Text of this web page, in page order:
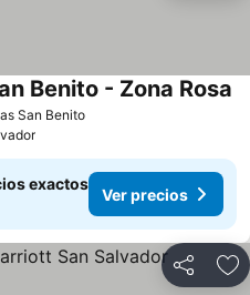
San BenitoVer precios
Benito - Zona Rosa
exactos
Ver precios
Compartir